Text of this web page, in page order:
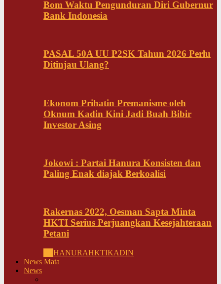
Bom Waktu Pengunduran Diri Gubernur
Bank Indonesia
PASAL 50A UU P2SK Tahun 2026 Perlu
Ditinjau Ulang?
Ekonom Prihatin Premanisme oleh
Oknum Kadin Kini Jadi Buah Bibir
Investor Asing
Jokowi : Partai Hanura Konsisten dan
Paling Enak diajak Berkoalisi
Rakernas 2022, Oesman Sapta Minta
HKTI Serius Perjuangkan Kesejahteraan
Petani
HANURAHKTIKADIN
News Mata
News